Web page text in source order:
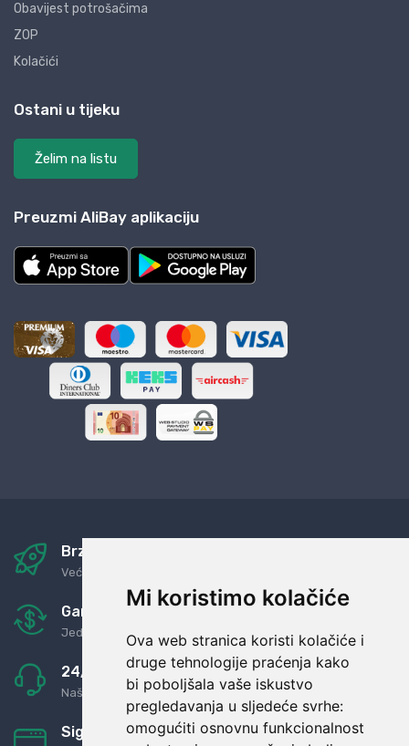
Mi koristimo kolačiće
Ova web stranica koristi kolačiće i
druge tehnologije praćenja kako
bi poboljšala vaše iskustvo
pregledavanja u sljedeće svrhe:
omogućiti osnovnu funkcionalnost
Obavijest potrošačima
ZOP
Kolačići
Ostani u tijeku
Želim na listu
Preuzmi AliBay aplikaciju
Brza i sigurna dostava
Već za nekoliko dana kod vas
Garancija u povrat novaca
Jednostavno pravilo: Roba za novac
24/7 odlična podrška
Naši agenti uvijek na raspolaganju
Sigurno obročno plaćanje